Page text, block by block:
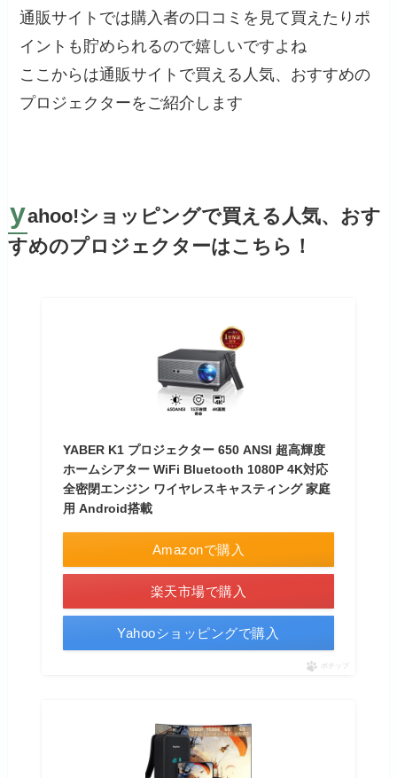
通販サイトでは購入者の口コミを見て買えたりポ
イントも貯められるので嬉しいですよね
ここからは通販サイトで買える人気、おすすめの
プロジェクターをご紹介します
yahoo!ショッピングで買える人気、おす
すめのプロジェクターはこちら！
YABER K1 プロジェクター 650 ANSI 超高輝度
ホームシアター WiFi Bluetooth 1080P 4K対応
全密閉エンジン ワイヤレスキャスティング 家庭
用 Android搭載
Amazonで購入
楽天市場で購入
Yahooショッピングで購入
ポチップ